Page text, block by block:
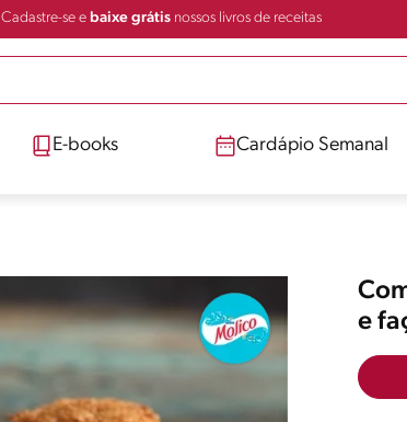
Cadastre-se e baixe grátisnossos livros de receitas
E-books Cardápio Semanal
e